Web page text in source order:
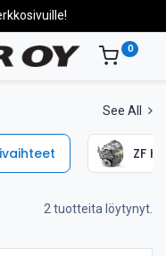
0
See All
ZF
2 tuotteita löytynyt.